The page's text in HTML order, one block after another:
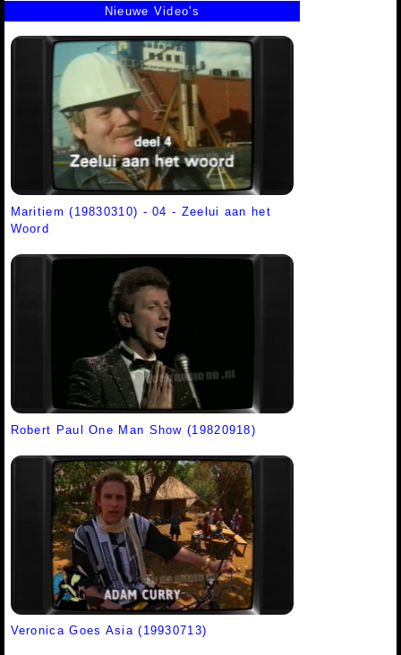
Nieuwe Video's
Maritiem (19830310) - 04 - Zeelui aan het
Woord
Robert Paul One Man Show (19820918)
Veronica Goes Asia (19930713)